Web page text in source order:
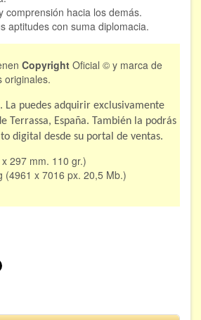
comprensión hacia los demás.
aptitudes con suma diplomacia.
Copyright Oficial © y marca de
originales.
La puedes adquirir exclusivamente
Terrassa, España. También la podrás
digital desde su portal de ventas.
297 mm. 110 gr.)
(4961 x 7016 px. 20,5 Mb.)